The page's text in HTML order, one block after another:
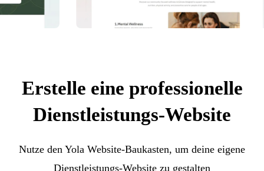
Erstelle eine professionelle
Dienstleistungs-Website
Nutze den Yola Website-Baukasten, um deine eigene
Dienstleistungs-Website zu gestalten